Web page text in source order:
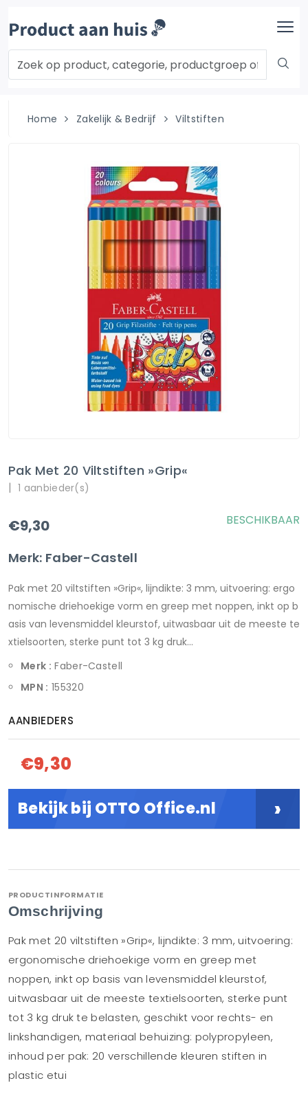
Home Zakelijk & Bedrijf Viltstiften
Pak Met 20 Viltstiften »Grip«
| 1 aanbieder(s)
€9,30
Merk: Faber-Castell
BESCHIKBAAR
Pak met 20 viltstiften »Grip«, lijndikte: 3 mm, uitvoering: ergo
nomische driehoekige vorm en greep met noppen, inkt op b
asis van levensmiddel kleurstof, uitwasbaar uit de meeste te
xtielsoorten, sterke punt tot 3 kg druk...
Merk : Faber-Castell
MPN : 155320
AANBIEDERS
€9,30
Bekijk bij OTTO Office.nl ›
PRODUCTINFORMATIE
Omschrijving
Pak met 20 viltstiften »Grip«, lijndikte: 3 mm, uitvoering:
ergonomische driehoekige vorm en greep met
noppen, inkt op basis van levensmiddel kleurstof,
uitwasbaar uit de meeste textielsoorten, sterke punt
tot 3 kg druk te belasten, geschikt voor rechts- en
linkshandigen, materiaal behuizing: polypropyleen,
inhoud per pak: 20 verschillende kleuren stiften in
plastic etui